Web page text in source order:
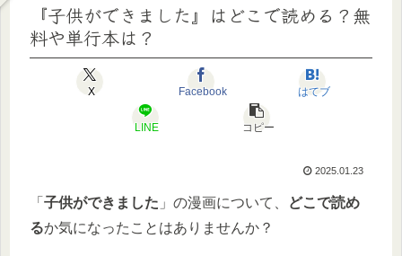
『子供ができました』はどこで読める？無
料や単行本は？
X Facebook はてブ
LINE コピー
2025.01.23
「 子供ができました 」の漫画について、
どこで読め
るか気になったことはありませんか？